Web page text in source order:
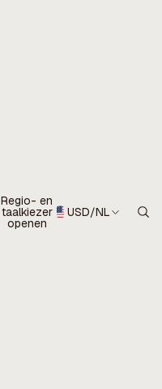
Regio- en
taalkiezer
openen
USD/NL